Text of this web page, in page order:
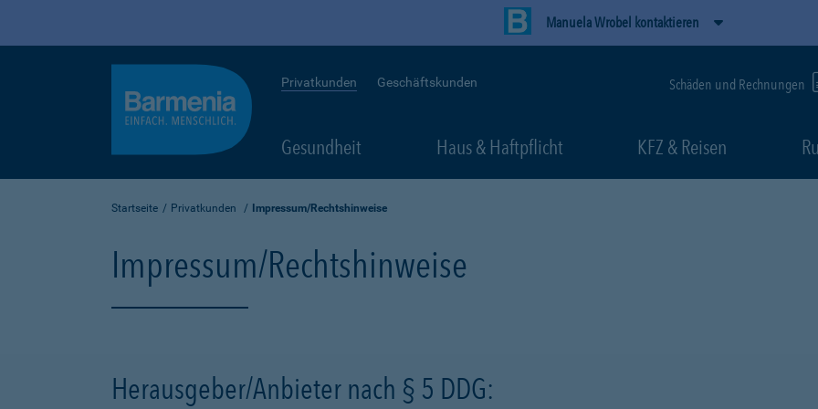
Manuela Wrobel kontaktieren
Privatkunden Geschäftskunden Schäden und Rechnungen
Gesundheit Haus & Haftpflicht KFZ & Reisen
Startseite Privatkunden Impressum/Rechtshinweise
Impressum/Rechtshinweise
Herausgeber/Anbieter nach § 5 DDG: